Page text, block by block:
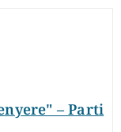
– Parti